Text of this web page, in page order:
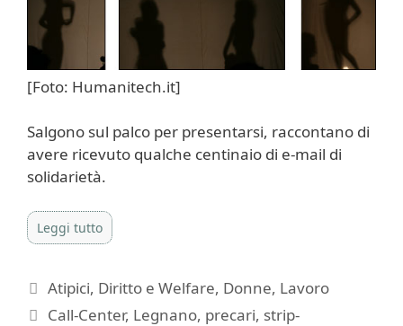
[Foto: Humanitech.it]
Salgono sul palco per presentarsi, raccontano di
avere ricevuto qualche centinaio di e-mail di
solidarietà.
Leggi tutto
Categorie
Atipici, Diritto e Welfare, Donne, Lavoro
Tag
Call-Center, Legnano, precari, strip-